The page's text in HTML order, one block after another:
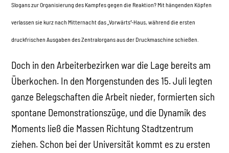
Slogans zur Organisierung des Kampfes gegen die Reaktion? Mit hängenden Köpfen
verlassen sie kurz nach Mitternacht das „Vorwärts“-Haus, während die ersten
druckfrischen Ausgaben des Zentralorgans aus der Druckmaschine schießen.
Doch in den Arbeiterbezirken war die Lage bereits am
Überkochen. In den Morgenstunden des 15. Juli legten
ganze Belegschaften die Arbeit nieder, formierten sich
spontane Demonstrationszüge, und die Dynamik des
Moments ließ die Massen Richtung Stadtzentrum
ziehen. Schon bei der Universität kommt es zu ersten